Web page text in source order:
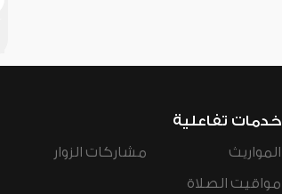
خدمات تفاعلية
المواريث
مواقيت الصلاة
مشاركات الزوار